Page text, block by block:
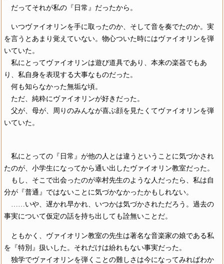
だってそれが私の『日常』だったから。
いつヴァイオリンを手に取ったのか、そして音を奏でたのか。実
を言うとあまり覚えていない。物心ついた時にはヴァイオリンを弾
いていた。
私にとってヴァイオリンは遊び道具であり、本来の楽器でもあ
り、私自身を表現する大事なものだった。
何も知らなかった無垢な頃。
ただ、純粋にヴァイオリンが好きだった。
父が、母が、周りのみんなが喜ぶ顔を見たくてヴァイオリンを弾
いていた。
私にとっての『日常』が他の人とは違うということに気づかされ
たのが、小学生になってから通い出したヴァイオリン教室だった。
もし、そこで出会ったのが幸村先生のような人だったら、私は自
分が『普通』ではないことに気づかなかったかもしれない。
……いや、遅かれ早かれ、いつかは気づかされただろう。過去の
事実について仮定の話を持ち出しても詮無いことだ。
ともかく、ヴァイオリン教室の先生は著名な音楽家の娘である私
を『特別』扱いした。それだけは紛れもない事実だった。
独学でヴァイオリンを弾くことの難しさは今になってみればわか